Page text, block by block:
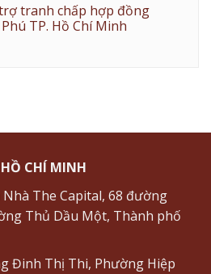
tranh chấp hợp đồng
TP. Hồ Chí Minh
CHÍ MINH
The Capital, 68 đường
Thủ Dầu Một, Thành phố
Đinh Thị Thi, Phường Hiệp